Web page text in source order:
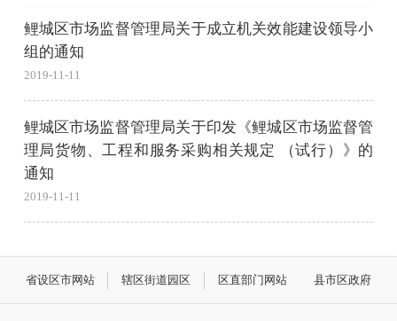
鲤城区市场监督管理局关于成立机关效能建设领导小
组的通知
2019-11-11
鲤城区市场监督管理局关于印发《鲤城区市场监督管
理局货物、工程和服务采购相关规定 （试行）》的
通知
2019-11-11
省设区市网站 辖区街道园区 区直部门网站 县市区政府